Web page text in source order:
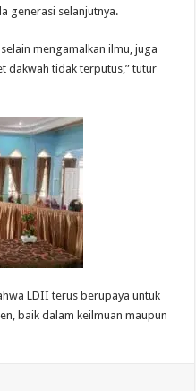
generasi selanjutnya.
mengamalkan ilmu, juga
dakwah tidak terputus,” tutur
LDII terus berupaya untuk
baik dalam keilmuan maupun